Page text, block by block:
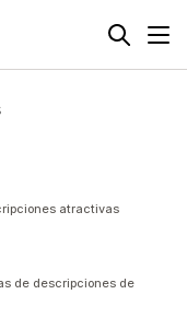
atractivas
de descripciones de